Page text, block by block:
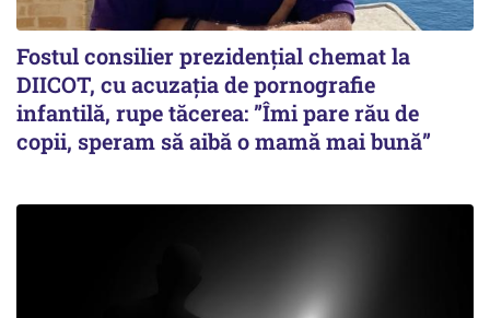
Fostul consilier prezidențial chemat la
DIICOT, cu acuzația de pornografie
infantilă, rupe tăcerea: ”Îmi pare rău de
copii, speram să aibă o mamă mai bună”